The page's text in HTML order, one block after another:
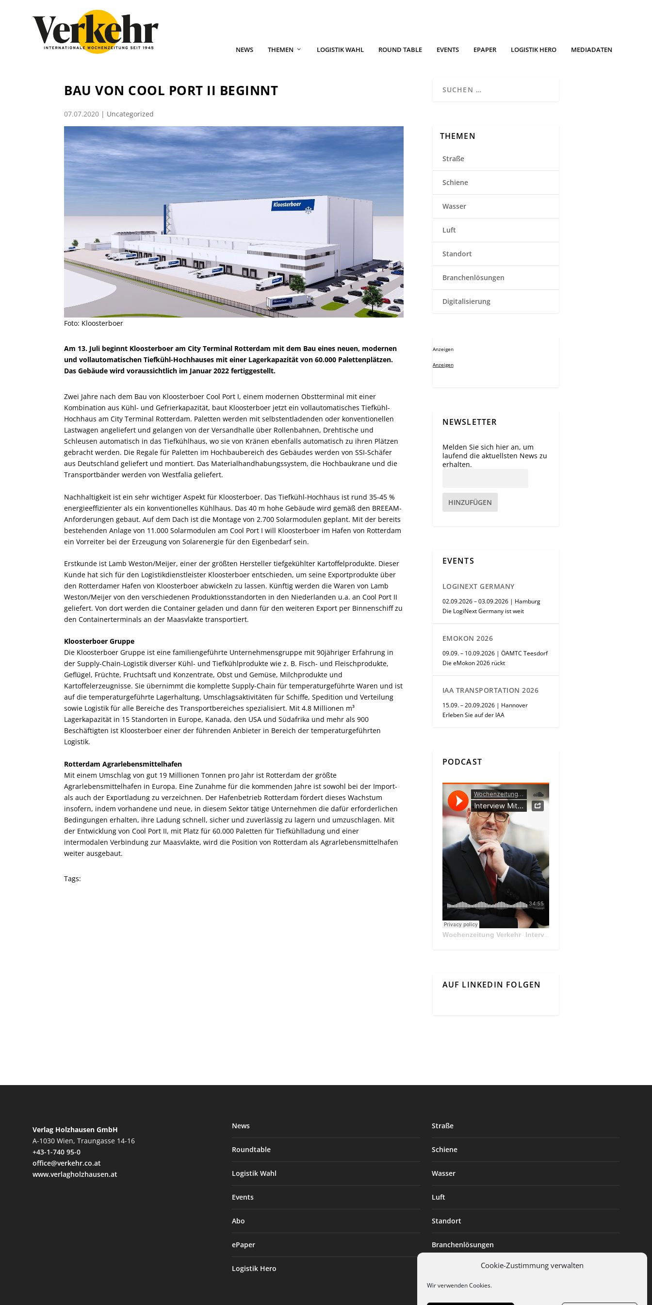
Cookie-Zustimmung verwalten
Wir verwenden Cookies.
NEWS THEMEN LOGISTIK WAHL ROUND TABLE EVENTS EPAPER LOGISTIK HERO MEDIADATEN
BAU VON COOL PORT II BEGINNT
07.07.2020 | Uncategorized
Foto: Kloosterboer
Am 13. Juli beginnt Kloosterboer am City Terminal Rotterdam mit dem Bau eines neuen, modernen
und vollautomatischen Tiefkühl-Hochhauses mit einer Lagerkapazität von 60.000 Palettenplätzen.
Das Gebäude wird voraussichtlich im Januar 2022 fertiggestellt.
Zwei Jahre nach dem Bau von Kloosterboer Cool Port I, einem modernen Obstterminal mit einer
Kombination aus Kühl- und Gefrierkapazität, baut Kloosterboer jetzt ein vollautomatisches Tiefkühl-
Hochhaus am City Terminal Rotterdam. Paletten werden mit selbstentladenden oder konventionellen
Lastwagen angeliefert und gelangen von der Versandhalle über Rollenbahnen, Drehtische und
Schleusen automatisch in das Tiefkühlhaus, wo sie von Kränen ebenfalls automatisch zu ihren Plätzen
gebracht werden. Die Regale für Paletten im Hochbaubereich des Gebäudes werden von SSI-Schäfer
aus Deutschland geliefert und montiert. Das Materialhandhabungssystem, die Hochbaukrane und die
Transportbänder werden von Westfalia geliefert.
Nachhaltigkeit ist ein sehr wichtiger Aspekt für Kloosterboer. Das Tiefkühl-Hochhaus ist rund 35-45 %
energieeffizienter als ein konventionelles Kühlhaus. Das 40 m hohe Gebäude wird gemäß den BREEAM-
Anforderungen gebaut. Auf dem Dach ist die Montage von 2.700 Solarmodulen geplant. Mit der bereits
bestehenden Anlage von 11.000 Solarmodulen am Cool Port I will Kloosterboer im Hafen von Rotterdam
ein Vorreiter bei der Erzeugung von Solarenergie für den Eigenbedarf sein.
Erstkunde ist Lamb Weston/Meijer, einer der größten Hersteller tiefgekühlter Kartoffelprodukte. Dieser
Kunde hat sich für den Logistikdienstleister Kloosterboer entschieden, um seine Exportprodukte über
den Rotterdamer Hafen von Kloosterboer abwickeln zu lassen. Künftig werden die Waren von Lamb
Weston/Meijer von den verschiedenen Produktionsstandorten in den Niederlanden u.a. an Cool Port II
geliefert. Von dort werden die Container geladen und dann für den weiteren Export per Binnenschiff zu
den Containerterminals an der Maasvlakte transportiert.
Kloosterboer Gruppe
Die Kloosterboer Gruppe ist eine familiengeführte Unternehmensgruppe mit 90jähriger Erfahrung in
der Supply-Chain-Logistik diverser Kühl- und Tiefkühlprodukte wie z. B. Fisch- und Fleischprodukte,
Geflügel, Früchte, Fruchtsaft und Konzentrate, Obst und Gemüse, Milchprodukte und
Kartoffelerzeugnisse. Sie übernimmt die komplette Supply-Chain für temperaturgeführte Waren und ist
auf die temperaturgeführte Lagerhaltung, Umschlagsaktivitäten für Schiffe, Spedition und Verteilung
sowie Logistik für alle Bereiche des Transportbereiches spezialisiert. Mit 4.8 Millionen m³
Lagerkapazität in 15 Standorten in Europe, Kanada, den USA und Südafrika und mehr als 900
Beschäftigten ist Kloosterboer einer der führenden Anbieter in Bereich der temperaturgeführten
Logistik.
Rotterdam Agrarlebensmittelhafen
Mit einem Umschlag von gut 19 Millionen Tonnen pro Jahr ist Rotterdam der größte
Agrarlebensmittelhafen in Europa. Eine Zunahme für die kommenden Jahre ist sowohl bei der Import-
als auch der Exportladung zu verzeichnen. Der Hafenbetrieb Rotterdam fördert dieses Wachstum
insofern, indem vorhandene und neue, in diesem Sektor tätige Unternehmen die dafür erforderlichen
Bedingungen erhalten, ihre Ladung schnell, sicher und zuverlässig zu lagern und umzuschlagen. Mit
der Entwicklung von Cool Port II, mit Platz für 60.000 Paletten für Tiefkühlladung und einer
intermodalen Verbindung zur Maasvlakte, wird die Position von Rotterdam als Agrarlebensmittelhafen
weiter ausgebaut.
Tags:
THEMEN
Straße
Schiene
Wasser
Luft
Standort
Branchenlösungen
Digitalisierung
Anzeigen
Anzeigen
NEWSLETTER
Melden Sie sich hier an, um
laufend die aktuellsten News zu
erhalten.
HINZUFÜGEN
EVENTS
LOGINEXT GERMANY
02.09.2026 – 03.09.2026 | Hamburg
Die LogiNext Germany ist weit
EMOKON 2026
09.09. – 10.09.2026 | ÖAMTC Teesdorf
Die eMokon 2026 rückt
IAA TRANSPORTATION 2026
15.09. – 20.09.2026 | Hannover
Erleben Sie auf der IAA
PODCAST
Wochenzeitung Verkehr· Interview Mit Andreas Matthä, CEO der ÖBB Holding
AUF LINKEDIN FOLGEN
Verlag Holzhausen GmbH
A-1030 Wien, Traungasse 14-16
+43-1-740 95-0
office@verkehr.co.at
www.verlagholzhausen.at
News
Roundtable
Logistik Wahl
Events
Abo
ePaper
Logistik Hero
Straße
Schiene
Wasser
Luft
Standort
Branchenlösungen